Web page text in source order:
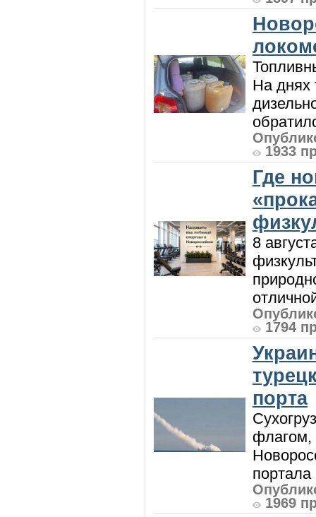
На днях
1933
Где
8
1794
порта
флагом,
1969